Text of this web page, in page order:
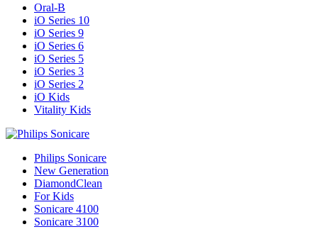
Oral-B
iO Series 10
iO Series 9
iO Series 6
iO Series 5
iO Series 3
iO Series 2
iO Kids
Vitality Kids
Philips Sonicare
New Generation
DiamondClean
For Kids
Sonicare 4100
Sonicare 3100